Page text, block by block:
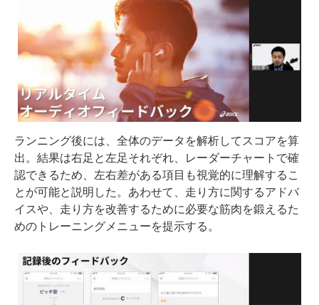
ランニング後には、全体のデータを解析してスコアを算
出。結果は右足と左足それぞれ、レーダーチャートで確
認できるため、左右差がある項目も視覚的に理解するこ
とが可能と説明した。あわせて、走り方に関するアドバ
イスや、走り方を改善するために必要な筋肉を鍛えるた
めのトレーニングメニューを提示する。